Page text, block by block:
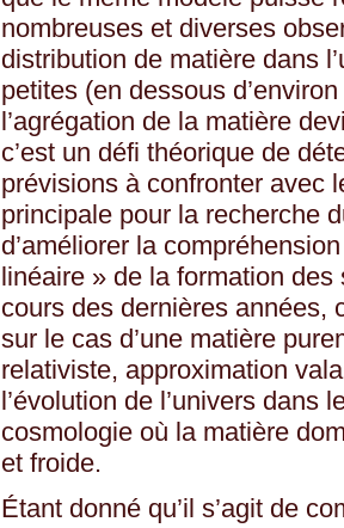
nombreuses et diverses
distribution de matière dans
petites (en dessous
l’agrégation de la matière
c’est un défi théorique de
prévisions à confronter avec
principale pour la recherche
d’améliorer la
linéaire » de la formation des
cours des dernières années,
sur le cas d’une matière
relativiste, approximation
l’évolution de l’univers dans
cosmologie où la matière
et froide.
Étant donné qu’il s’agit de